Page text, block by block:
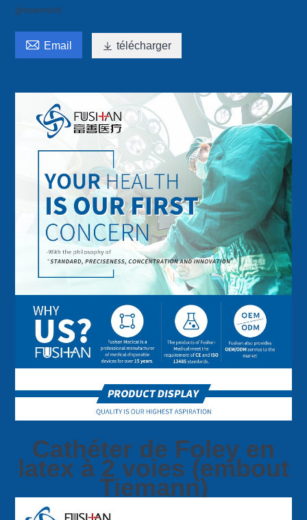
glissement.
 Email  télécharger
Cathéter de Foley en
latex à 2 voies (embout
Tiemann)